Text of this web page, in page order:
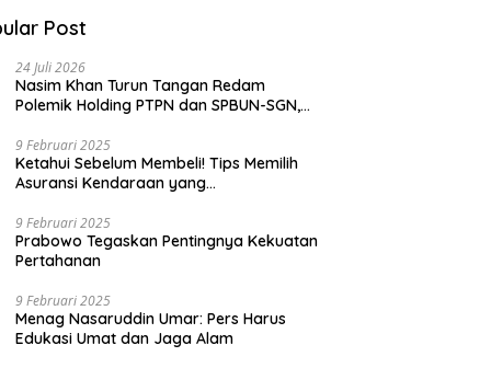
Post
24 Juli 2026
Nasim Khan Turun Tangan Redam
Polemik Holding PTPN dan SPBUN-SGN,
9 Februari 2025
Ketahui Sebelum Membeli! Tips Memilih
Asuransi Kendaraan yang
9 Februari 2025
Prabowo Tegaskan Pentingnya Kekuatan
Pertahanan
9 Februari 2025
Menag Nasaruddin Umar: Pers Harus
Edukasi Umat dan Jaga Alam